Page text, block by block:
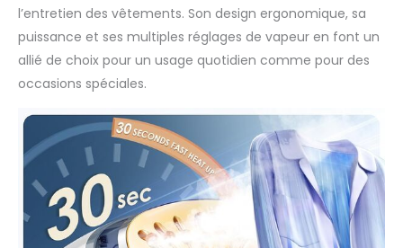
l’entretien des vêtements. Son design ergonomique, sa
puissance et ses multiples réglages de vapeur en font un
allié de choix pour un usage quotidien comme pour des
occasions spéciales.